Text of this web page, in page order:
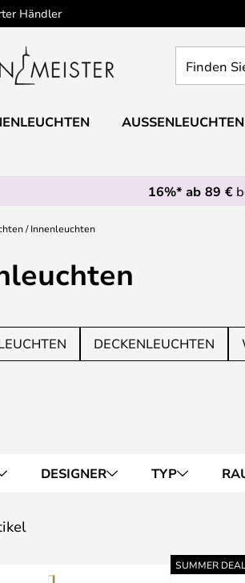
Händler
Sie
Leuchte...
AUSSENLEUCHTEN
16%* ab 89 €
Innenleuchten
DECKENLEUCHTEN
DESIGNER TYP
SUMMER DEAL